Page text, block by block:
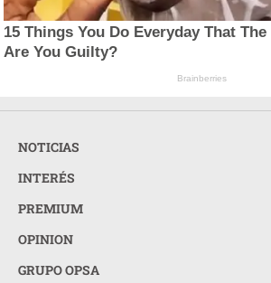
15 Things You Do Everyday That
Are You Guilty?
Brainberries
NOTICIAS
INTERÉS
PREMIUM
OPINION
GRUPO OPSA